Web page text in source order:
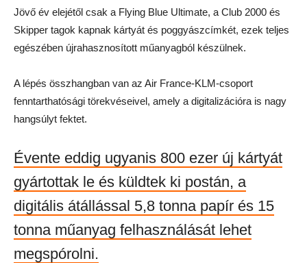
Jövő év elejétől csak a Flying Blue Ultimate, a Club 2000 és
Skipper tagok kapnak kártyát és poggyászcímkét, ezek teljes
egészében újrahasznosított műanyagból készülnek.
A lépés összhangban van az Air France-KLM-csoport
fenntarthatósági törekvéseivel, amely a digitalizációra is nagy
hangsúlyt fektet.
Évente eddig ugyanis 800 ezer új kártyát
gyártottak le és küldtek ki postán, a
digitális átállással 5,8 tonna papír és 15
tonna műanyag felhasználását lehet
megspórolni.